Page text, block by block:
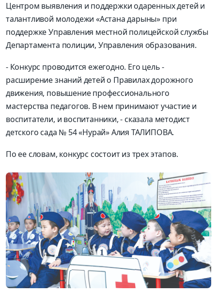
Центром выявления и поддержки одаренных детей и
талантливой молодежи «Астана дарыны» при
поддержке Управления местной полицейской службы
Департамента полиции, Управления образования.
- Конкурс проводится ежегодно. Его цель -
расширение знаний детей о Правилах дорожного
движения, повышение профессионального
мастерства педагогов. В нем принимают участие и
воспитатели, и воспитанники, - сказала методист
детского сада № 54 «Нурай» Алия ТАЛИПОВА.
По ее словам, конкурс состоит из трех этапов.